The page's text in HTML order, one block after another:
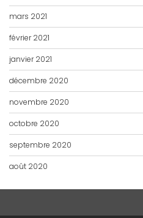
mars 2021
février 2021
janvier 2021
décembre 2020
novembre 2020
octobre 2020
septembre 2020
août 2020